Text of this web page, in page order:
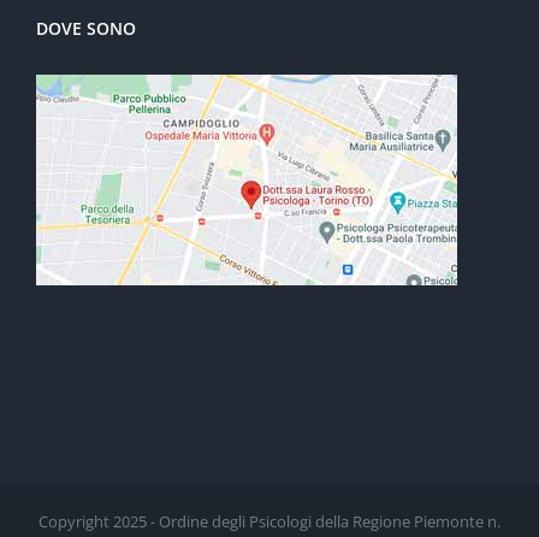
DOVE SONO
Copyright 2025 - Ordine degli Psicologi della Regione Piemonte n.